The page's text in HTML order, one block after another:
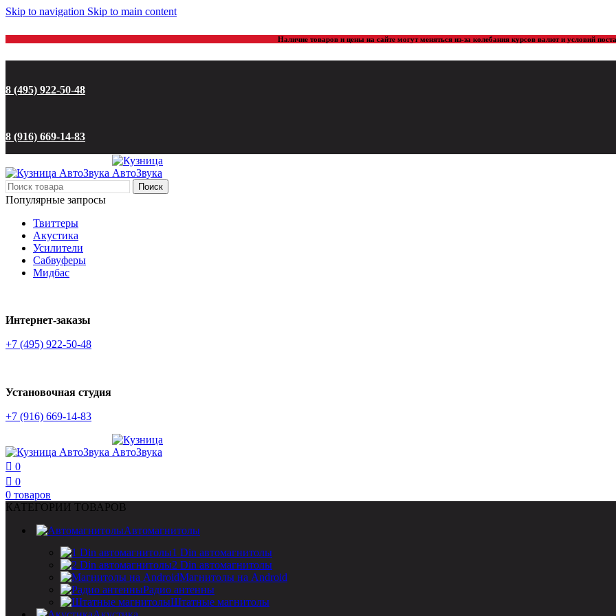
Skip to navigation Skip to main content
Наличие товаров и цены на сайте могут меняться из-за колебания курсов валют и условий
8 (495) 922-50-48
8 (916) 669-14-83
Поиск
Популярные запросы
Твиттеры
Акустика
Усилители
Сабвуферы
Мидбас
Интернет-заказы
+7 (495) 922-50-48
Установочная студия
+7 (916) 669-14-83
0
0
0 товаров
КАТЕГОРИИ ТОВАРОВ
Автомагнитолы
1 Din автомагнитолы
2 Din автомагнитолы
Магнитолы на Android
Радио антенны
Штатные магнитолы